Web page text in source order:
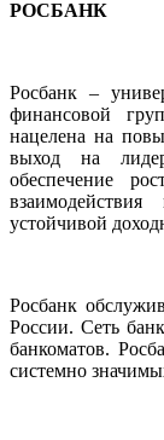
РОСБАНК
Росбанк –
финансовой
нацелена на
выход на
обеспечение
устойчивой
Росбанк
России. Сеть
банкоматов.
системно